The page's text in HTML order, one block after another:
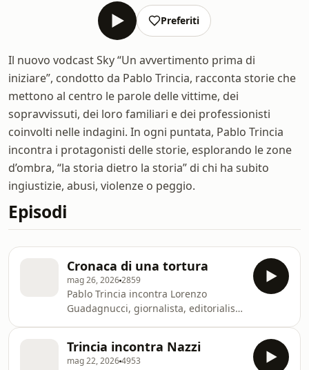
Preferiti
Il nuovo vodcast Sky “Un avvertimento prima di
iniziare”, condotto da Pablo Trincia, racconta storie che
mettono al centro le parole delle vittime, dei
sopravvissuti, dei loro familiari e dei professionisti
coinvolti nelle indagini. In ogni puntata, Pablo Trincia
incontra i protagonisti delle storie, esplorando le zone
d’ombra, “la storia dietro la storia” di chi ha subito
ingiustizie, abusi, violenze o peggio.
Episodi
Cronaca di una tortura
mag 26, 20262859
Pablo Trincia incontra Lorenzo
Guadagnucci, giornalista, editorialista
Genova. Insieme a loro, Enrico Zucca,
sostituto procuratore di Genova e Pm
Trincia incontra Nazzi
mag 22, 20264953